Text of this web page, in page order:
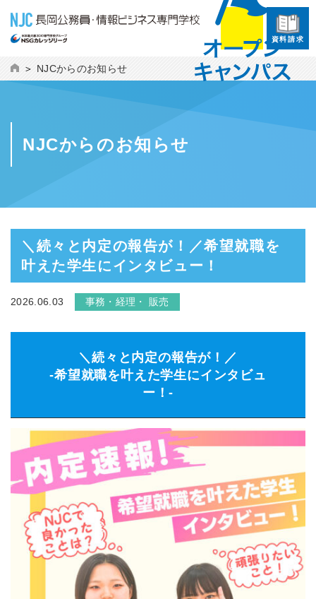
資料請求
NJCからのお知らせ
NJCからのお知らせ
＼続々と内定の報告が！／希望就職を
叶えた学生にインタビュー！
2026.06.03 事務・経理・ 販売
＼続々と内定の報告が！／
-希望就職を叶えた学生にインタビュ
ー！-